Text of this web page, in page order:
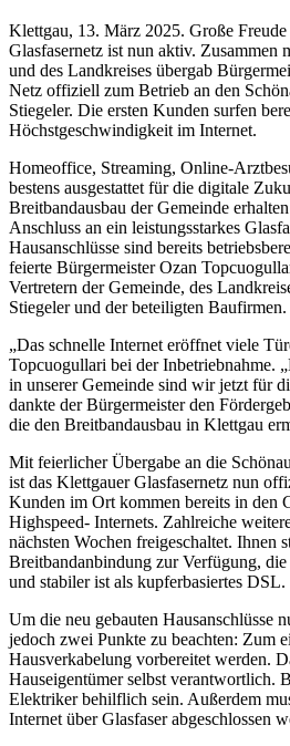
Klettgau, 13. März 2025. Große
Glasfasernetz ist nun aktiv. Zusammen
und des Landkreises übergab
Netz offiziell zum Betrieb an den
Stiegeler. Die ersten Kunden surfen
Höchstgeschwindigkeit im Internet.
Homeoffice, Streaming, Online-
bestens ausgestattet für die digitale
Breitbandausbau der Gemeinde
Anschluss an ein leistungsstarkes
Hausanschlüsse sind bereits
feierte Bürgermeister Ozan
Vertretern der Gemeinde, des
Stiegeler und der beteiligten Baufirmen.
„Das schnelle Internet eröffnet viele
Topcuogullari bei der Inbetriebnahme.
in unserer Gemeinde sind wir jetzt für
dankte der Bürgermeister den
die den Breitbandausbau in Klettgau
Mit feierlicher Übergabe an die
ist das Klettgauer Glasfasernetz nun
Kunden im Ort kommen bereits in den
Highspeed- Internets. Zahlreiche
nächsten Wochen freigeschaltet. Ihnen
Breitbandanbindung zur Verfügung,
und stabiler ist als kupferbasiertes DSL.
Um die neu gebauten Hausanschlüsse
jedoch zwei Punkte zu beachten: Zum
Hausverkabelung vorbereitet werden.
Hauseigentümer selbst verantwortlich.
Elektriker behilflich sein. Außerdem
Internet über Glasfaser abgeschlossen